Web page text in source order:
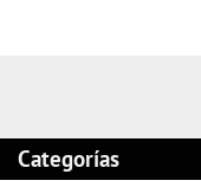
Categorías